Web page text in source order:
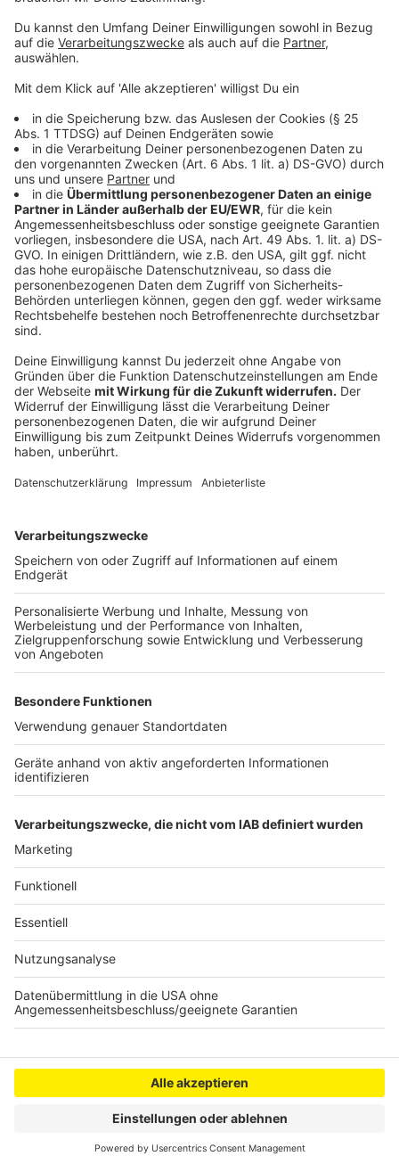
Finanzierungslücke des Vereins vollständig
geschlossen werden. Der Großteil der Summe wurde
beim Benefiz-Golfturnier des Golfclubs Leverkusen
Anzeige
©Frauenberatungsstelle Leverkusen
Anzeige
Hilfsangebote für Betroffene
Anzeige
Allein im vergangenen Jahr haben über 1.500 Frauen
Sicherheit, Beratung und Unterstützung bei der
Beratungsstelle bei uns in der Stadt gesucht. Das
Leverkusener Frauenhaus war fast zu 100 Prozent
ausgelastet – 150 Frauen mussten im vergangenen
Jahr abgewiesen werden.
der Stadt findet ihr
Anzeige
Weitere Meldungen aus Leverkusen
Anzeige
Gepäckpanne stoppt Leverkusens Werkself
Leverkusener Karnevalszüge: Stadt sichert
Durchführung zu
Fechterin Britta Heidemann aus Leverkusen geehrt
Anzeige
Anzeige